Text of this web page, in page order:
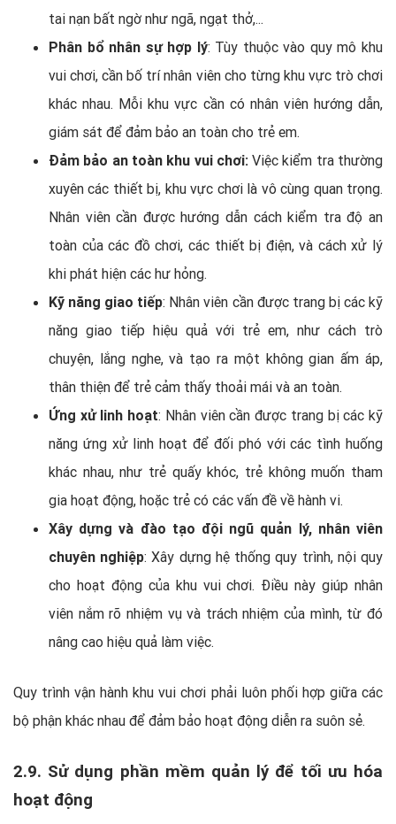
tai nạn bất ngờ như ngã, ngạt thở,...
Phân bổ nhân sự hợp lý: Tùy thuộc vào quy mô khu
vui chơi, cần bố trí nhân viên cho từng khu vực trò chơi
khác nhau. Mỗi khu vực cần có nhân viên hướng dẫn,
giám sát để đảm bảo an toàn cho trẻ em.
Đảm bảo an toàn khu vui chơi:Việc kiểm tra thường
xuyên các thiết bị, khu vực chơi là vô cùng quan trọng.
Nhân viên cần được hướng dẫn cách kiểm tra độ an
toàn của các đồ chơi, các thiết bị điện, và cách xử lý
khi phát hiện các hư hỏng.
Kỹ năng giao tiếp: Nhân viên cần được trang bị các kỹ
năng giao tiếp hiệu quả với trẻ em, như cách trò
chuyện, lắng nghe, và tạo ra một không gian ấm áp,
thân thiện để trẻ cảm thấy thoải mái và an toàn.
Ứng xử linh hoạt: Nhân viên cần được trang bị các kỹ
năng ứng xử linh hoạt để đối phó với các tình huống
khác nhau, như trẻ quấy khóc, trẻ không muốn tham
gia hoạt động, hoặc trẻ có các vấn đề về hành vi.
Xây dựng và đào tạo đội ngũ quản lý, nhân viên
chuyên nghiệp: Xây dựng hệ thống quy trình, nội quy
cho hoạt động của khu vui chơi. Điều này giúp nhân
viên nắm rõ nhiệm vụ và trách nhiệm của mình, từ đó
nâng cao hiệu quả làm việc.
Quy trình vận hành khu vui chơi phải luôn phối hợp giữa các
bộ phận khác nhau để đảm bảo hoạt động diễn ra suôn sẻ.
2.9. Sử dụng phần mềm quản lý để tối ưu hóa
hoạt động